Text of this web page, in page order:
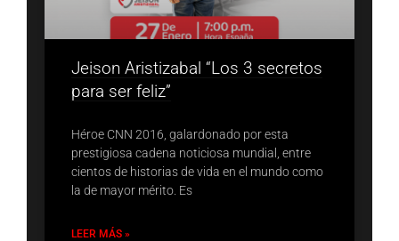
Jeison Aristizabal “Los 3 secretos
para ser feliz”
Héroe CNN 2016, galardonado por esta
prestigiosa cadena noticiosa mundial, entre
cientos de historias de vida en el mundo como
la de mayor mérito. Es
LEER MÁS »